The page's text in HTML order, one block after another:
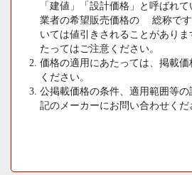
「建値」「設計価格」と呼ばれ
業者の希望販売価格の 総称です
いては値引きされることがあり
たってはご注意ください。
価格の適用にあたっては、掲載
ください。
公掲載価格の条件、適用範囲等
記のメーカーにお問い合わせくだ